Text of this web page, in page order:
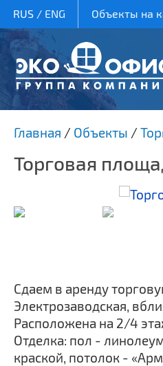
RUS/ ENG Объекты на
Главная / Объекты /
Торговая
Сдаем в аренду
Электрозаводская,
Расположена на 2/4
Отделка: пол -
краской, потолок -